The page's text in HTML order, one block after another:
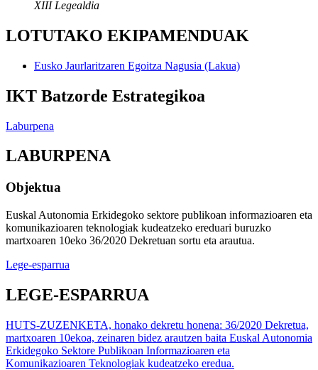
XIII Legealdia
LOTUTAKO EKIPAMENDUAK
Eusko Jaurlaritzaren Egoitza Nagusia (Lakua)
IKT Batzorde Estrategikoa
Laburpena
LABURPENA
Objektua
Euskal Autonomia Erkidegoko sektore publikoan informazioaren eta
komunikazioaren teknologiak kudeatzeko ereduari buruzko
martxoaren 10eko 36/2020 Dekretuan sortu eta arautua.
Lege-esparrua
LEGE-ESPARRUA
HUTS-ZUZENKETA, honako dekretu honena: 36/2020 Dekretua,
martxoaren 10ekoa, zeinaren bidez arautzen baita Euskal Autonomia
Erkidegoko Sektore Publikoan Informazioaren eta
Komunikazioaren Teknologiak kudeatzeko eredua.